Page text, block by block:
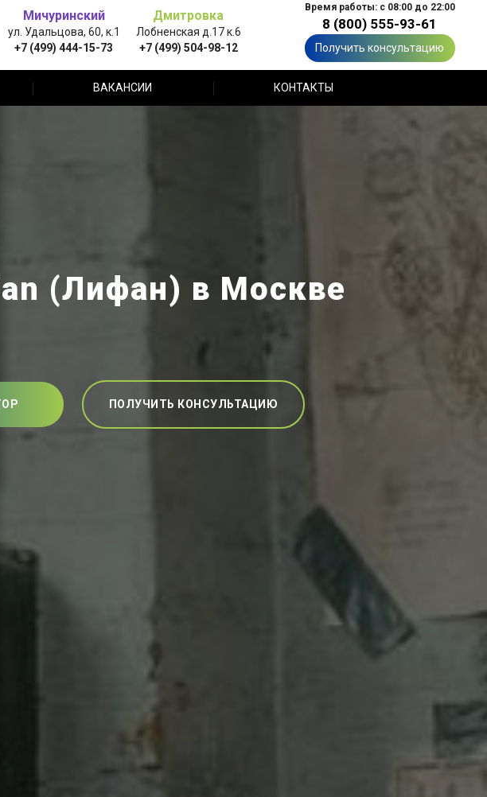
Мичуринский
ул. Удальцова, 60, к.1
+7 (499) 444-15-73
Дмитровка
Лобненская д.17 к.6
+7 (499) 504-98-12
Время работы: с 08:00 до 22:00
8 (800) 555-93-61
Получить консультацию
ВАКАНСИИ КОНТАКТЫ
(Лифан) в Москве
ПОЛУЧИТЬ КОНСУЛЬТАЦИЮ